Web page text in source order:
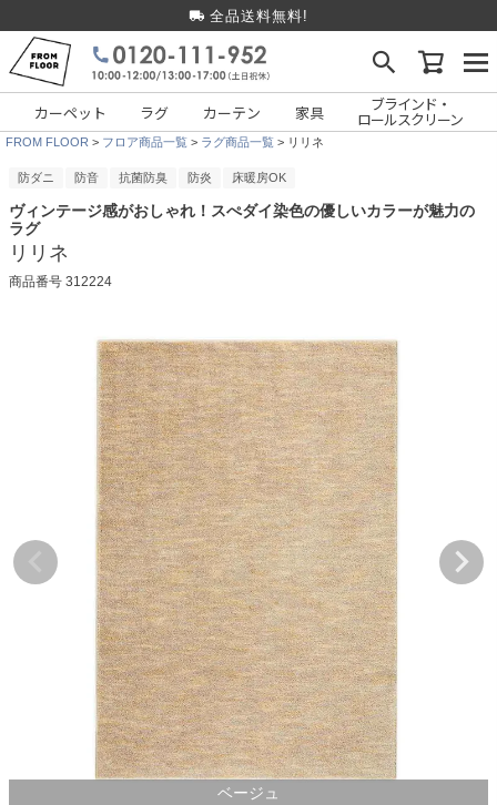
全品送料無料!
カーペット ラグ カーテン 家具 ブラインド・
ロールスクリーン
FROM FLOOR フロア商品一覧 ラグ商品一覧 リリネ
防ダニ 防音 抗菌防臭 防炎 床暖房OK
ヴィンテージ感がおしゃれ！スぺダイ染色の優しいカラーが魅力の
ラグ
リリネ
商品番号 312224
ベージュ